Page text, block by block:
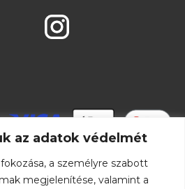
az adatok védelmét
a személyre szabott
megjelenítése, valamint a